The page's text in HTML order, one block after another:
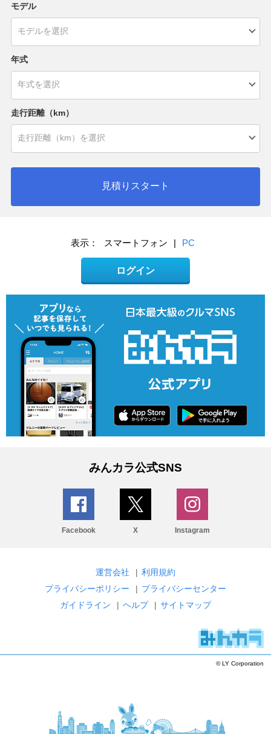
モデル
年式
走行距離（km）
見積りスタート
表示： スマートフォン | PC
ログイン
みんカラ公式SNS
Facebook X Instagram
運営会社 | 利用規約
プライバシーポリシー
| プライバシーセンター
ガイドライン
| ヘルプ | サイトマップ
© LY Corporation